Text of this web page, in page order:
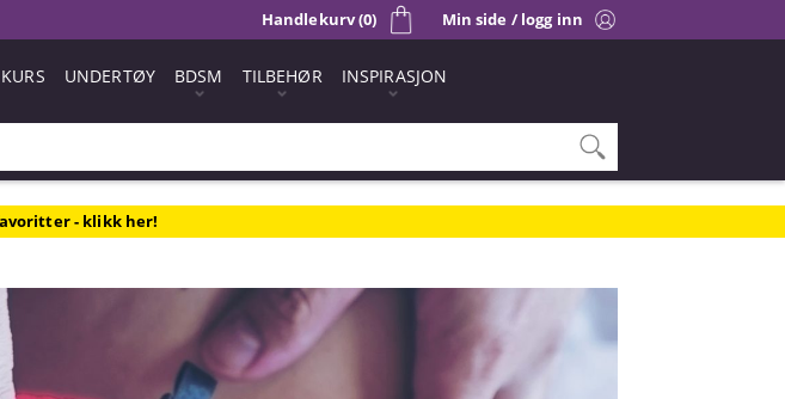
Min side / logg inn
Handlekurv (0)
KURS UNDERTØY BDSM TILBEHØR INSPIRASJON
- klikk her!